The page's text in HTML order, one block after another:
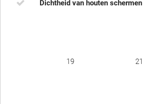
Dichtheid van houten schermen
19 21